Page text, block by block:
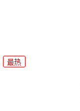
最热